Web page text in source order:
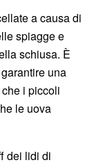
a causa di
spiagge e
schiusa. È
una
i piccoli
le uova
dei lidi di